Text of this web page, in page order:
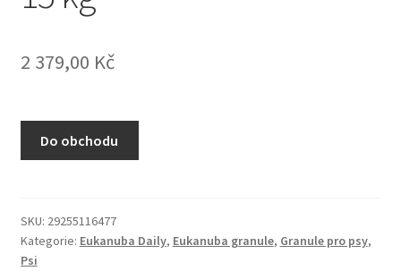
N&D Farmina pro kočky — Italské holistic krmivo
Odpočívadla pro kočky
Purizon pro kočky
2 379,00 Kč
Do obchodu
SKU: 29255116477
Kategorie: Eukanuba Daily, Eukanuba granule, Granule pro psy,
Psi